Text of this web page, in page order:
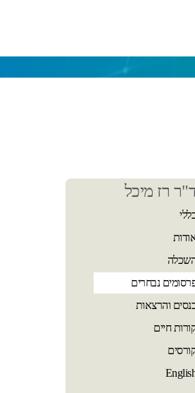
רז מיכל
נבחרים
והרצאות
חיים